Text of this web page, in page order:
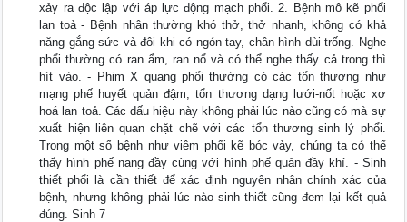
xảy ra độc lập với áp lực động mạch phổi. 2. Bệnh mô kẽ phổi
lan toả - Bệnh nhân thường khó thở, thở nhanh, không có khả
năng gắng sức và đôi khi có ngón tay, chân hình dùi trống. Nghe
phổi thường có ran ẩm, ran nổ và có thể nghe thấy cả trong thì
hít vào. - Phim X quang phổi thường có các tổn thương như
mạng phế huyết quản đậm, tổn thương dạng lưới-nốt hoặc xơ
hoá lan toả. Các dấu hiệu này không phải lúc nào cũng có mà sự
xuất hiện liên quan chặt chẽ với các tổn thương sinh lý phổi.
Trong một số bệnh như viêm phổi kẽ bóc vảy, chúng ta có thể
thấy hình phế nang đầy cùng với hình phế quản đầy khí. - Sinh
thiết phổi là cần thiết để xác định nguyên nhân chính xác của
bệnh, nhưng không phải lúc nào sinh thiết cũng đem lại kết quả
đúng. Sinh 7